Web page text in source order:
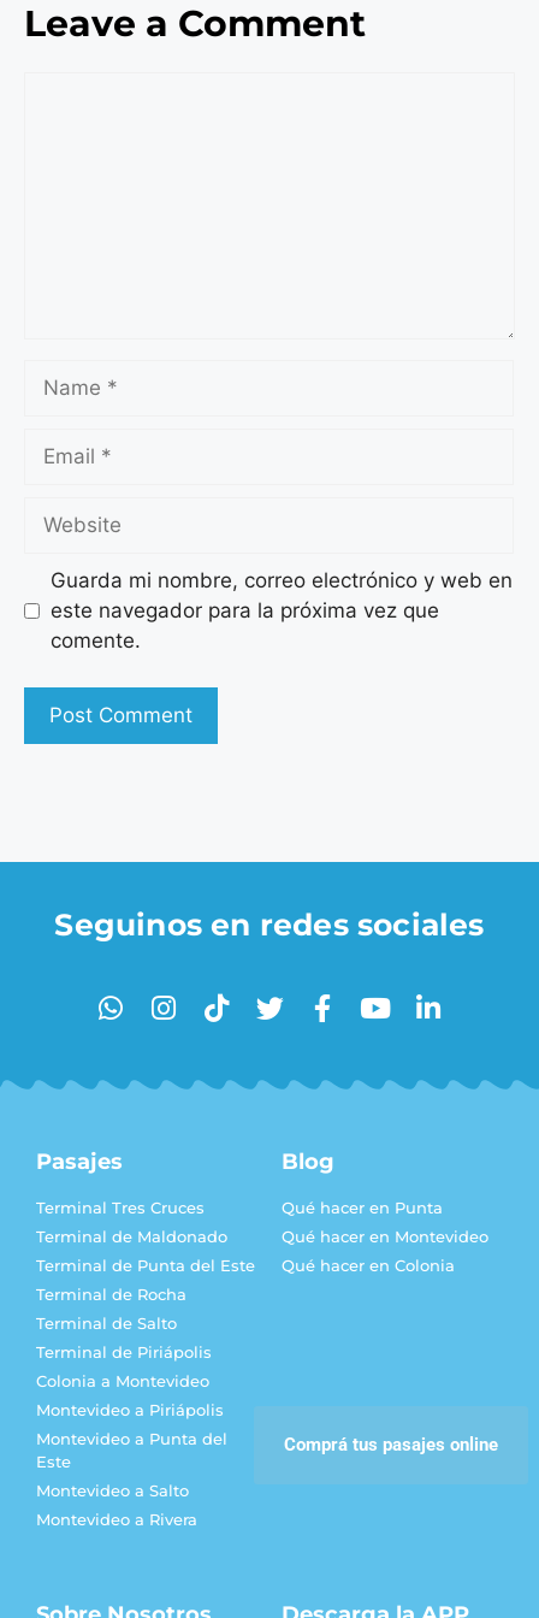
Leave a Comment
Guarda mi nombre, correo electrónico y web en
este navegador para la próxima vez que
comente.
Comprá tus pasajes online
Seguinos en redes sociales
Pasajes
Terminal Tres Cruces
Terminal de Maldonado
Terminal de Punta del Este
Terminal de Rocha
Terminal de Salto
Terminal de Piriápolis
Colonia a Montevideo
Montevideo a Piriápolis
Montevideo a Punta del
Este
Montevideo a Salto
Montevideo a Rivera
Blog
Qué hacer en Punta
Qué hacer en Montevideo
Qué hacer en Colonia